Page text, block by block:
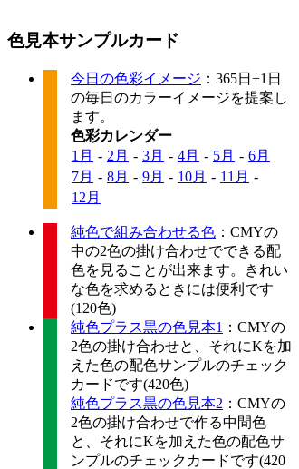
色見本サンプルカード
今日の色彩イメージ ：365日+1日
の毎日のカラーイメージを提案し
ます。
色彩カレンダー
1月 - 2月 - 3月 - 4月 - 5月 - 6月
7月 - 8月 - 9月 - 10月 - 11月 -
12月
純色で組み合わせる色 ：CMYの
中の2色の掛け合わせでできる配
色を見ることが出来ます。きれい
な色を求めるときには便利です
(120色)
純色プラス黒の色見本1 ：CMYの
2色の掛け合わせと、それにKを加
えた色の配色サンプルのチェック
カードです(420色)
純色プラス黒の色見本2 ：CMYの
2色の掛け合わせで作る中間色
と、それにKを加えた色の配色サ
ンプルのチェックカードです(420